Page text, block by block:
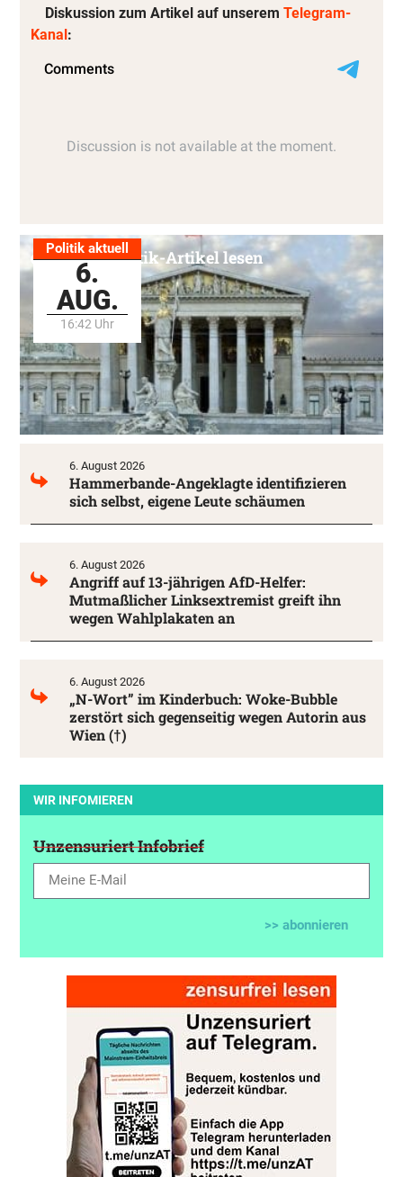
Diskussion zum Artikel auf unserem Telegram-
Kanal:
Politik aktuell
6.
AUG.
16:42 Uhr
Alle Politik-Artikel lesen
6. August 2026
Hammerbande-Angeklagte identifizieren
sich selbst, eigene Leute schäumen
6. August 2026
Angriff auf 13-jährigen AfD-Helfer:
Mutmaßlicher Linksextremist greift ihn
wegen Wahlplakaten an
6. August 2026
„N-Wort” im Kinderbuch: Woke-Bubble
zerstört sich gegenseitig wegen Autorin aus
Wien (†)
WIR INFOMIEREN
Unzensuriert Infobrief
>> abonnieren